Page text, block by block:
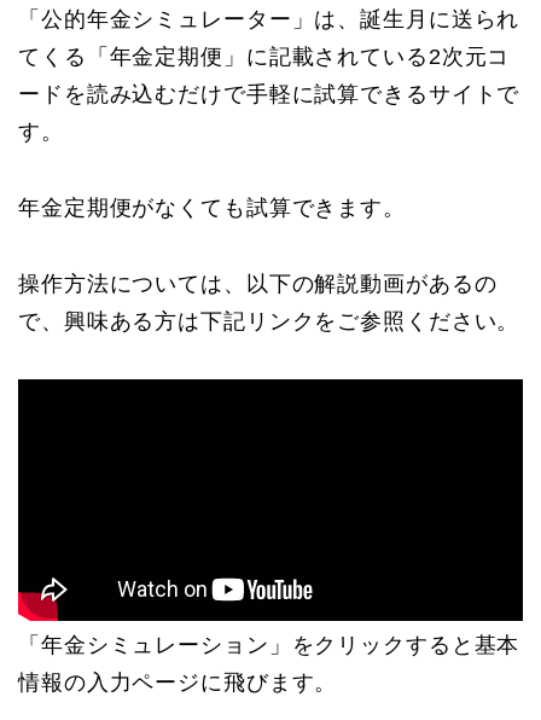
「公的年金シミュレーター」は、誕生月に送られ
てくる「年金定期便」に記載されている2次元コ
ードを読み込むだけで手軽に試算できるサイトで
す。
年金定期便がなくても試算できます。
操作方法については、以下の解説動画があるの
で、興味ある方は下記リンクをご参照ください。
「年金シミュレーション」をクリックすると基本
情報の入力ページに飛びます。